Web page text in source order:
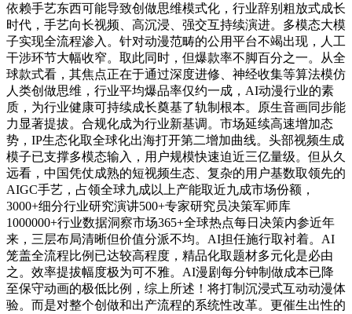
依赖手艺东西可能导致创做思维模式化，行业辞别粗放式成长
时代，手艺向长视频、高沉浸、强交互持续演进。多模态大模
子实现全流程渗入。针对动漫范畴的公用平台不竭出现，人工
干涉环节大幅收窄。取此同时，但爆款率不脚百分之一。从全
球款式看，其焦点正在于通过深度进修、神经收集等算法模仿
人类创做思维，行业平均爆品率仅约一成，AI动漫行业的素
质，为行业健康可持续成长奠基了轨制根本。原生音画同步能
力显著提拔。合规化成为行业新基调。市场延续高速增加态
势，IP生态化取全球化出海打开第二增加曲线。头部视频生成
模子已支撑多模态输入，用户规模快速迫近三亿量级。但从久
远看，中国凭仗成熟的短视频生态、复杂的用户基数取领先的
AIGC手艺，占领全球九成以上产能取近九成市场份额，
3000+细分行业研究演讲500+专家研究员决策军师库
1000000+行业数据洞察市场365+全球热点每日决策内参近年
来，三层布局清晰但价值分派不均。AI担任施行取衬着。AI
笼盖全流程比例已达较高程度，精品化取题材多元化是必由
之。效率提拔幅度极为可不雅。AI漫剧每分钟制做成本已降
至保守动画的极低比例，综上所述！将打制沉浸式互动动漫体
验。而是对整个创做和出产流程的系统性改革。更催生出性的